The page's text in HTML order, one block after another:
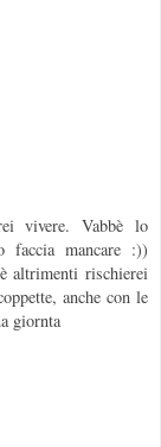
vivere. Vabbè lo
faccia mancare :))
altrimenti rischierei
anche con le
giornta